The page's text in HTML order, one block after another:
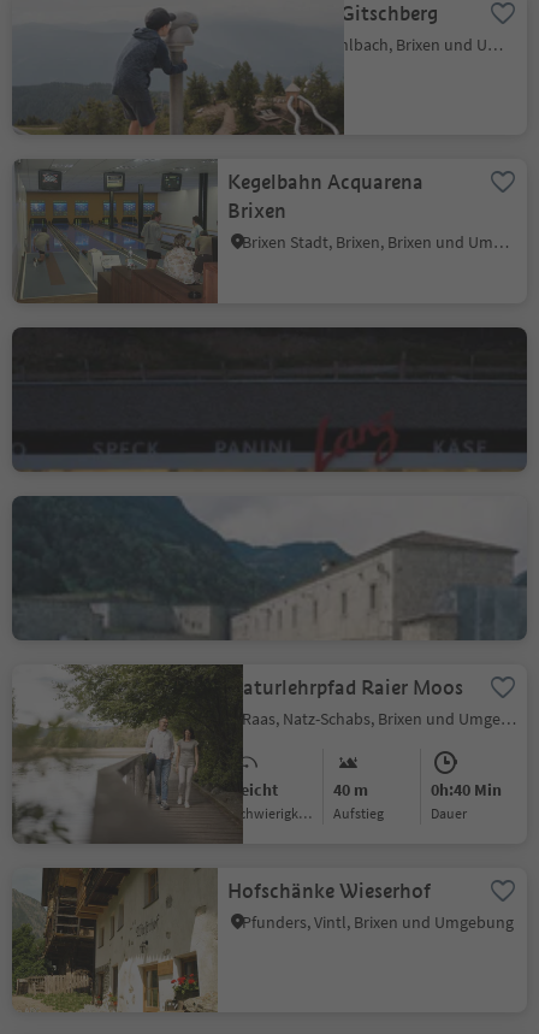
Sonnenpark Gitschberg
Weitental, Mühlbach, Brixen und Umgebung
Kegelbahn Acquarena
Brixen
Brixen Stadt, Brixen, Brixen und Umgebung
Franzensfeste, Brixen und Umgebung
Naturlehrpfad Raier Moos
Raas, Natz-Schabs, Brixen und Umgebung
Leicht
Schwierigkeitsgrad
40 m
Aufstieg
0h:40 Min
Dauer
Hofschänke Wieserhof
Pfunders, Vintl, Brixen und Umgebung